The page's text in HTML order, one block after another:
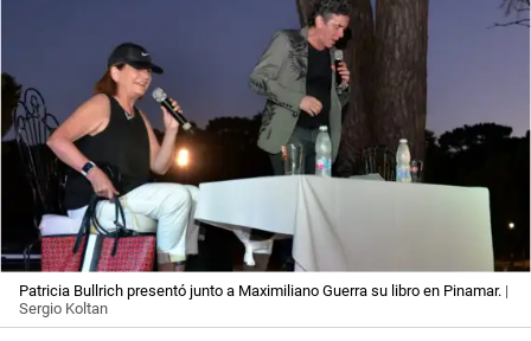
Patricia Bullrich presentó junto a Maximiliano Guerra su libro en Pinamar. |
Sergio Koltan